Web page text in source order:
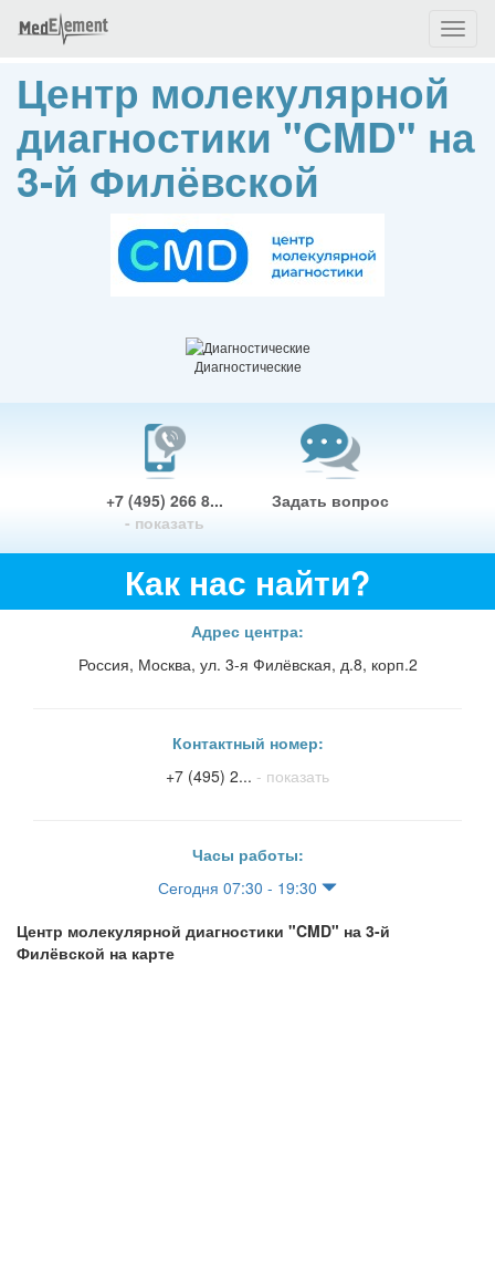
Центр молекулярной
диагностики "CMD" на
​​​​​​3-й Филёвской
Диагностические
+7 (495) 266 8...
- показать
Задать вопрос
Как нас найти?
Адрес центра:
Россия, Москва, ул. ​3-я Филёвская, д.8, корп.2
Контактный номер:
+7 (495) 2... - показать
Часы работы:
Сегодня 07:30 - 19:30
Центр молекулярной диагностики "CMD" на ​​​​​​3-й
Филёвской на карте